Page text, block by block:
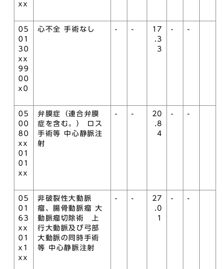
xx
05
01
30
xx
99
00
x0
心不全 手術なし - -
17
.3
3
- -
05
00
80
xx
01
01
xx
弁膜症（連合弁膜
症を含む。） ロス
手術等 中心静脈注
射
- -
20
.8
4
- -
05
01
63
xx
01
x1
xx
非破裂性大動脈
瘤、腸骨動脈瘤 大
動脈瘤切除術 上
行大動脈及び弓部
大動脈の同時手術
等 中心静脈注射
- -
27
.0
1
- -